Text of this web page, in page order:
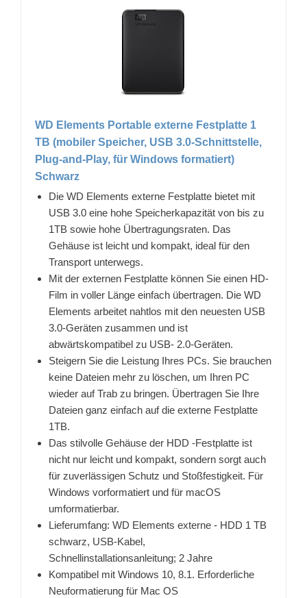
WD Elements Portable externe Festplatte 1
TB (mobiler Speicher, USB 3.0-Schnittstelle,
Plug-and-Play, für Windows formatiert)
Schwarz
Die WD Elements externe Festplatte bietet mit
USB 3.0 eine hohe Speicherkapazität von bis zu
1TB sowie hohe Übertragungsraten. Das
Gehäuse ist leicht und kompakt, ideal für den
Transport unterwegs.
Mit der externen Festplatte können Sie einen HD-
Film in voller Länge einfach übertragen. Die WD
Elements arbeitet nahtlos mit den neuesten USB
3.0-Geräten zusammen und ist
abwärtskompatibel zu USB- 2.0-Geräten.
Steigern Sie die Leistung Ihres PCs. Sie brauchen
keine Dateien mehr zu löschen, um Ihren PC
wieder auf Trab zu bringen. Übertragen Sie Ihre
Dateien ganz einfach auf die externe Festplatte
1TB.
Das stilvolle Gehäuse der HDD -Festplatte ist
nicht nur leicht und kompakt, sondern sorgt auch
für zuverlässigen Schutz und Stoßfestigkeit. Für
Windows vorformatiert und für macOS
umformatierbar.
Lieferumfang: WD Elements externe - HDD 1 TB
schwarz, USB-Kabel,
Schnellinstallationsanleitung; 2 Jahre
Kompatibel mit Windows 10, 8.1. Erforderliche
Neuformatierung für Mac OS